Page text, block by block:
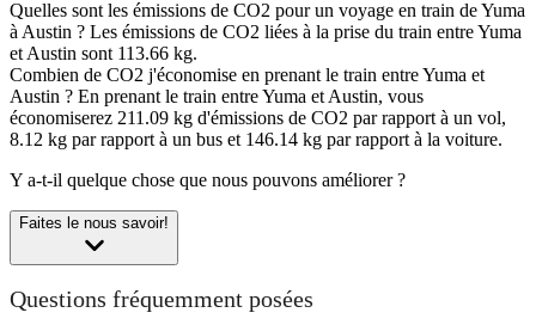
Quelles sont les émissions de CO2 pour un voyage en train de Yuma
à Austin ? Les émissions de CO2 liées à la prise du train entre Yuma
et Austin sont 113.66 kg.
Combien de CO2 j'économise en prenant le train entre Yuma et
Austin ? En prenant le train entre Yuma et Austin, vous
économiserez 211.09 kg d'émissions de CO2 par rapport à un vol,
8.12 kg par rapport à un bus et 146.14 kg par rapport à la voiture.
Y a-t-il quelque chose que nous pouvons améliorer ?
Faites le nous savoir!
Questions fréquemment posées